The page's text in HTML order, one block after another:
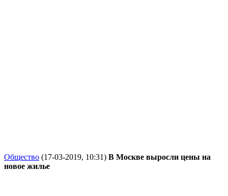
Общество (17-03-2019, 10:31) В Москве выросли цены на
новое жилье